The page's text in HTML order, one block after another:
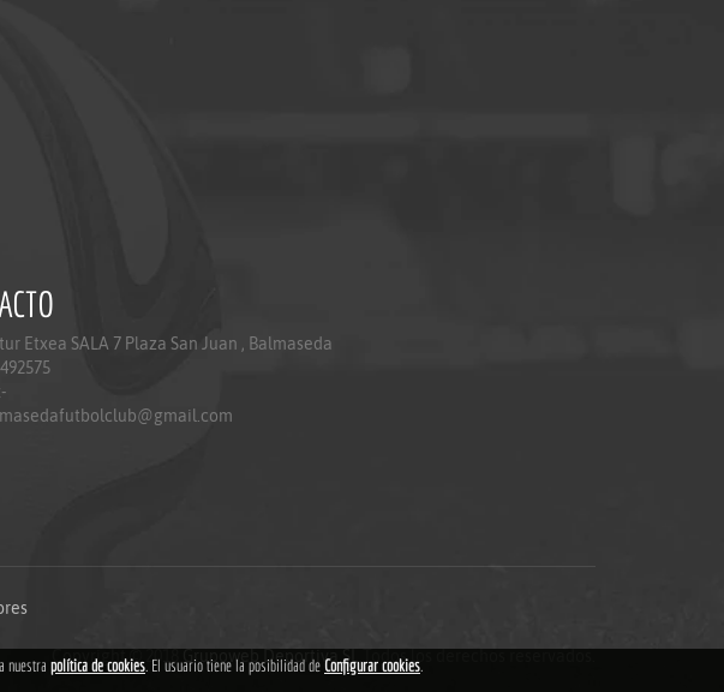
Etxea SALA 7 Plaza San Juan , Balmaseda
Copyright © 2018 Grupoweb Deportiva SL .Todos los derechos reservados.
nuestra política de cookies. El usuario tiene la posibilidad de Configurar cookies.